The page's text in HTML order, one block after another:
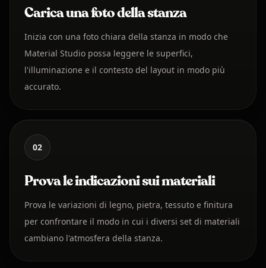
Carica una foto della stanza
Inizia con una foto chiara della stanza in modo che
Material Studio possa leggere le superfici,
l'illuminazione e il contesto del layout in modo più
accurato.
02
Prova le indicazioni sui materiali
Prova le variazioni di legno, pietra, tessuto e finitura
per confrontare il modo in cui i diversi set di materiali
cambiano l'atmosfera della stanza.